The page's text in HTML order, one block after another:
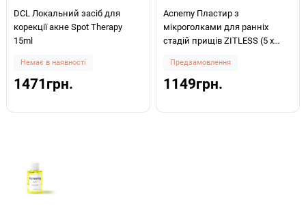
DCL Локальний засіб для
корекції акне Spot Therapy
15ml
Немає в наявності
1471грн.
Acnemy Пластир з
мікроголками для ранніх
стадій прищів ZITLESS (5 x
Предзамовлення
1149грн.